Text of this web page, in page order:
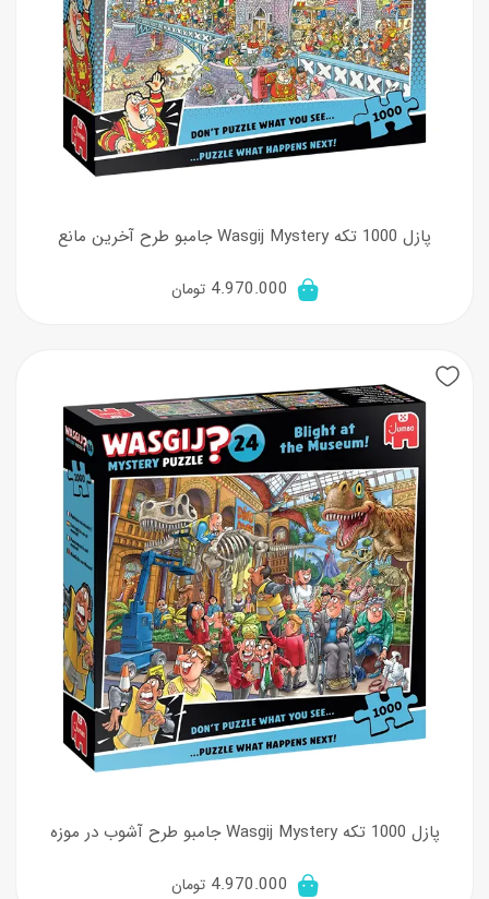
پازل 1000 تکه Wasgij Mystery جامبو طرح آخرین مانع
4.970.000 تومان
پازل 1000 تکه Wasgij Mystery جامبو طرح آشوب در موزه
4.970.000 تومان